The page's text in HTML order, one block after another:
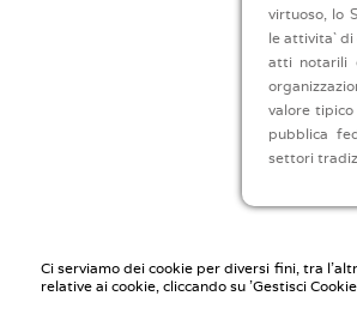
Ci serviamo dei cookie per diversi fini, tra
relative ai cookie, cliccando su 'Gestisci
virtuoso, lo
le attivita` di
atti notarili
valore
pubblica
settori
Notaio Carmelo
Via Washington,